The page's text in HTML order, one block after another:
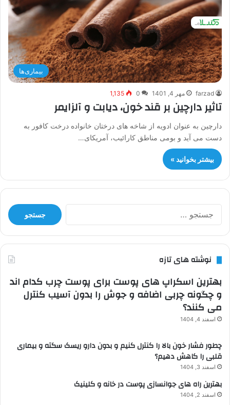
بیماری‌ها
farzad مهر 4, 1401 0
1,135
تاثیر دارچین بر قند خون، دیابت و آلزایمر
دارچین به عنوان ادویه از شاخه های درختان خانواده درخت کافور به
دست می آید و بومی مناطق کارائیب، آمریکای…
بیشتر بخوانید »
جستجو
برای:
نوشته های تازه
بهترین اسکراپ های پوست برای پوست چرب کدام اند
و چگونه چربی اضافه و جوش را بدون آسیب کنترل
می کنند؟
اسفند 4, 1404
چطور فشار خون بالا را کنترل کنیم و بدون دارو ریسک سکته و بیماری
قلبی را کاهش دهیم؟
اسفند 3, 1404
بهترین راه های جوانسازی پوست در خانه و کلینیک
اسفند 2, 1404